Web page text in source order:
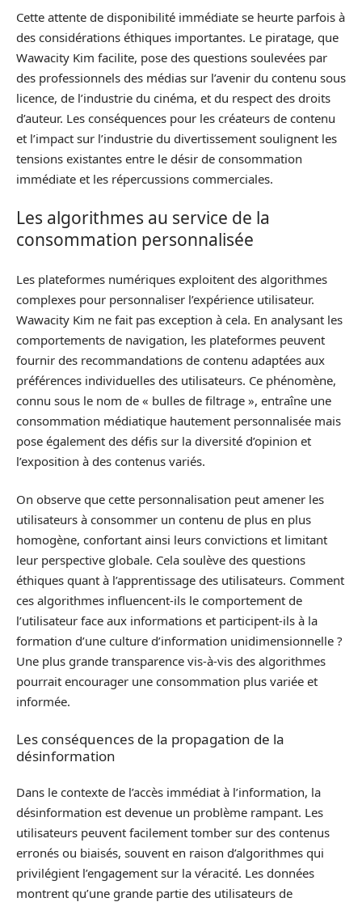
Cette attente de disponibilité immédiate se heurte parfois à
des considérations éthiques importantes. Le piratage, que
Wawacity Kim facilite, pose des questions soulevées par
des professionnels des médias sur l’avenir du contenu sous
licence, de l’industrie du cinéma, et du respect des droits
d’auteur. Les conséquences pour les créateurs de contenu
et l’impact sur l’industrie du divertissement soulignent les
tensions existantes entre le désir de consommation
immédiate et les répercussions commerciales.
Les algorithmes au service de la
consommation personnalisée
Les plateformes numériques exploitent des algorithmes
complexes pour personnaliser l’expérience utilisateur.
Wawacity Kim ne fait pas exception à cela. En analysant les
comportements de navigation, les plateformes peuvent
fournir des recommandations de contenu adaptées aux
préférences individuelles des utilisateurs. Ce phénomène,
connu sous le nom de « bulles de filtrage », entraîne une
consommation médiatique hautement personnalisée mais
pose également des défis sur la diversité d’opinion et
l’exposition à des contenus variés.
On observe que cette personnalisation peut amener les
utilisateurs à consommer un contenu de plus en plus
homogène, confortant ainsi leurs convictions et limitant
leur perspective globale. Cela soulève des questions
éthiques quant à l’apprentissage des utilisateurs. Comment
ces algorithmes influencent-ils le comportement de
l’utilisateur face aux informations et participent-ils à la
formation d’une culture d’information unidimensionnelle ?
Une plus grande transparence vis-à-vis des algorithmes
pourrait encourager une consommation plus variée et
informée.
Les conséquences de la propagation de la
désinformation
Dans le contexte de l’accès immédiat à l’information, la
désinformation est devenue un problème rampant. Les
utilisateurs peuvent facilement tomber sur des contenus
erronés ou biaisés, souvent en raison d’algorithmes qui
privilégient l’engagement sur la véracité. Les données
montrent qu’une grande partie des utilisateurs de